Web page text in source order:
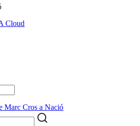
Cloud
Marc Cros a Nació